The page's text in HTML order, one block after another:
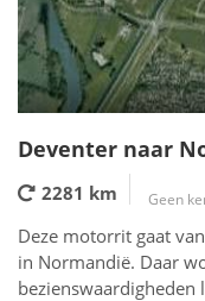
Deventer naar
2281 km Geen
Deze motorrit gaat
in Normandië. Daar
bezienswaardigheden